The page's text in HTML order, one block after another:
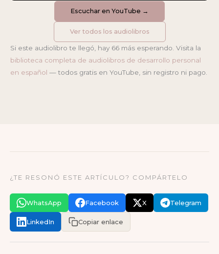
Escuchar en YouTube →
Ver todos los audiolibros
Si este audiolibro te llegó, hay 66 más esperando. Visita la
biblioteca completa de audiolibros de desarrollo personal
en español — todos gratis en YouTube, sin registro ni pago.
¿TE RESONÓ ESTE ARTÍCULO? COMPÁRTELO
WhatsApp Facebook X Telegram
LinkedIn Copiar enlace